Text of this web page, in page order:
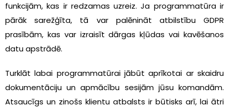
funkcijām, kas ir redzamas uzreiz. Ja programmatūra ir
pārāk sarežģīta, tā var palēnināt atbilstību GDPR
prasībām, kas var izraisīt dārgas kļūdas vai kavēšanos
datu apstrādē.
Turklāt labai programmatūrai jābūt aprīkotai ar skaidru
dokumentāciju un apmācību sesijām jūsu komandām.
Atsaucīgs un zinošs klientu atbalsts ir būtisks arī, lai ātri